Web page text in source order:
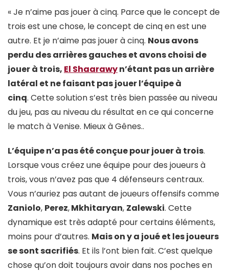
« Je n’aime pas jouer à cinq. Parce que le concept de
trois est une chose, le concept de cinq en est une
autre. Et je n’aime pas jouer à cinq. Nous avons
perdu des arrières gauches et avons choisi de
jouer à trois, El Shaarawyn’étant pas un arrière
latéral et ne faisant pas jouer l’équipe à
cinq. Cette solution s’est très bien passée au niveau
du jeu, pas au niveau du résultat en ce qui concerne
le match à Venise. Mieux à Gênes..
L’équipe n’a pas été conçue pour jouer à trois.
Lorsque vous créez une équipe pour des joueurs à
trois, vous n’avez pas que 4 défenseurs centraux.
Vous n’auriez pas autant de joueurs offensifs comme
Zaniolo, Perez,Mkhitaryan, Zalewski. Cette
dynamique est très adapté pour certains éléments,
moins pour d’autres. Mais on y a joué et les joueurs
se sont sacrifiés. Et ils l’ont bien fait. C’est quelque
chose qu’on doit toujours avoir dans nos poches en